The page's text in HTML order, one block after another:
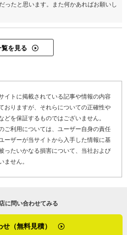
ったと思います。また何かあればお願いし
覧を見る
イトに掲載されている記事や情報の内容
おりますが、それらについての正確性や
を保証するものではございません。
ご利用については、ユーザー自身の責任
ーザーが当サイトから入手した情報に基
ったいかなる損害について、当社および
ません。
に問い合わせてみる
せ（無料見積）